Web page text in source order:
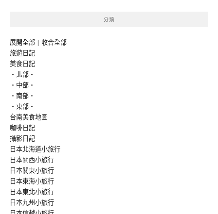
分類
展開全部 | 收合全部
旅遊日記
美食日記
‧北部‧
‧中部‧
‧南部‧
‧東部‧
台南美食地圖
咖啡日記
攝影日記
日本北海道小旅行
日本關西小旅行
日本關東小旅行
日本東海小旅行
日本東北小旅行
日本九州小旅行